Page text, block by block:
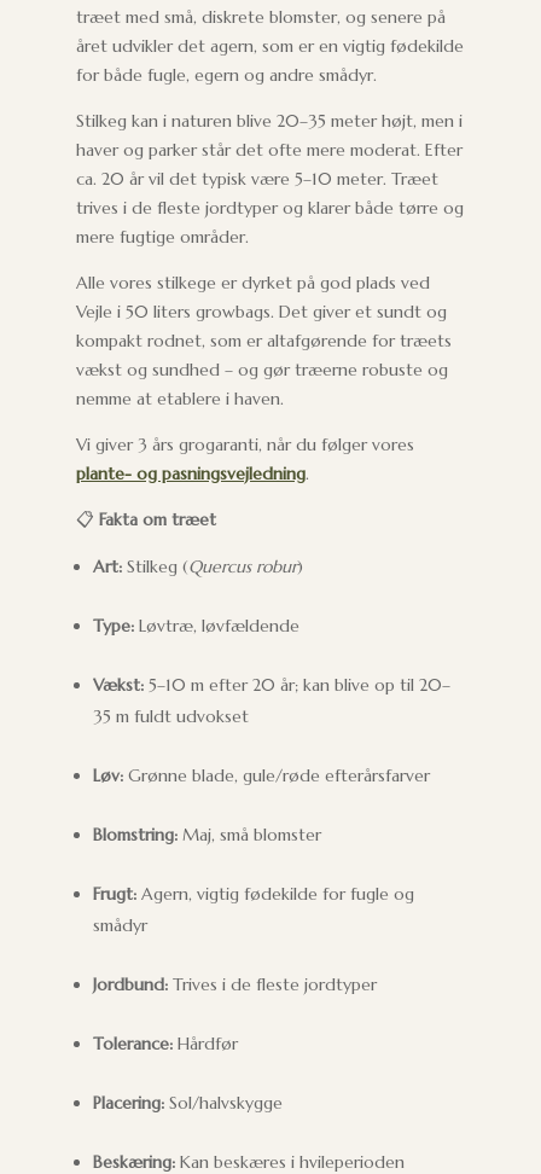
træet med små, diskrete blomster, og senere på
året udvikler det agern, som er en vigtig fødekilde
for både fugle, egern og andre smådyr.
Stilkeg kan i naturen blive 20–35 meter højt, men i
haver og parker står det ofte mere moderat. Efter
ca. 20 år vil det typisk være 5–10 meter. Træet
trives i de fleste jordtyper og klarer både tørre og
mere fugtige områder.
Alle vores stilkege er dyrket på god plads ved
Vejle i 50 liters growbags. Det giver et sundt og
kompakt rodnet, som er altafgørende for træets
vækst og sundhed – og gør træerne robuste og
nemme at etablere i haven.
Vi giver 3 års grogaranti, når du følger vores
plante- og pasningsvejledning.
📋 Fakta om træet
Art:Stilkeg (Quercus robur)
Type:Løvtræ, løvfældende
Vækst:5–10 m efter 20 år; kan blive op til 20–
35 m fuldt udvokset
Løv:Grønne blade, gule/røde efterårsfarver
Blomstring:Maj, små blomster
Frugt:Agern, vigtig fødekilde for fugle og
smådyr
Jordbund:Trives i de fleste jordtyper
Tolerance:Hårdfør
Placering:Sol/halvskygge
Beskæring:Kan beskæres i hvileperioden